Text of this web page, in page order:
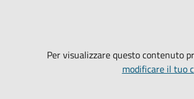
Per visualizzare questo contenuto
modificare il tuo